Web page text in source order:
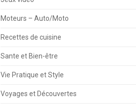
Moteurs – Auto/Moto
Recettes de cuisine
Sante et Bien-être
Vie Pratique et Style
Voyages et Découvertes